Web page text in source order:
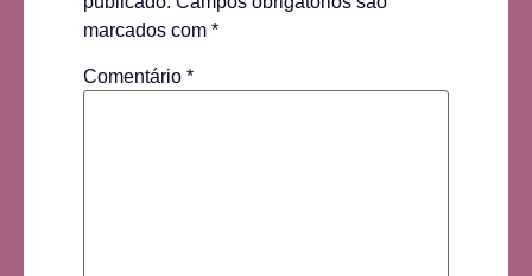
marcados com *
Comentário *